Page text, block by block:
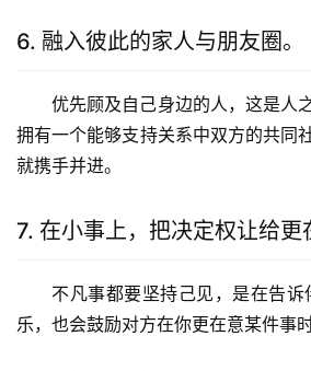
6. 融入彼此的家人与朋友圈。
优先顾及自己身边的人，这是人
拥有一个能够支持关系中双方的共同
就携手并进。
7. 在小事上，把决定权让给更
不凡事都要坚持己见，是在告
乐，也会鼓励对方在你更在意某件事